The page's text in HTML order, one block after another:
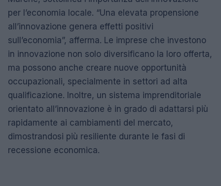
per l’economia locale. “Una elevata propensione
all’innovazione genera effetti positivi
sull’economia”, afferma. Le imprese che investono
in innovazione non solo diversificano la loro offerta,
ma possono anche creare nuove opportunità
occupazionali, specialmente in settori ad alta
qualificazione. Inoltre, un sistema imprenditoriale
orientato all’innovazione è in grado di adattarsi più
rapidamente ai cambiamenti del mercato,
dimostrandosi più resiliente durante le fasi di
recessione economica.